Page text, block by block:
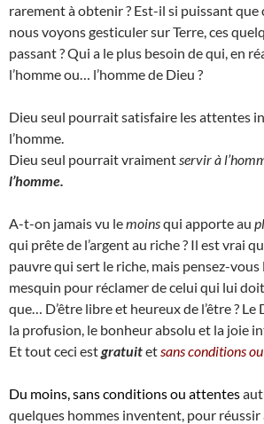
rarement à obtenir ? Est-il si puissant que
nous voyons gesticuler sur Terre, ces
passant ? Qui a le plus besoin de qui, en
l’homme ou… l’homme de Dieu ?
Dieu seul pourrait satisfaire les attentes
l’homme.
Dieu seul pourrait vraiment servir à
l’homme.
A-t-on jamais vu lemoinsqui apporte au
qui prête de l’argent au riche ? Il est vrai
pauvre qui sert le riche, mais pensez-vous
mesquin pour réclamer de celui qui lui
que… D’être libre et heureux de l’être ? Le
la profusion, le bonheur absolu et la joie
Et tout ceci estgratuitet sans conditions
Du moins, sans conditions ou attentes
quelques hommes inventent, pour réussir